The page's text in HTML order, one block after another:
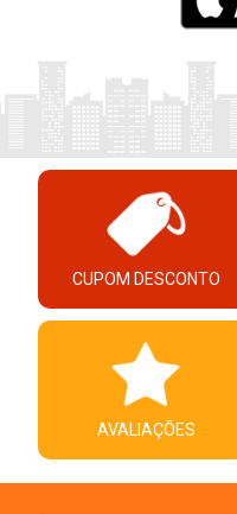
CUPOM DESCONTO
AVALIAÇÕES